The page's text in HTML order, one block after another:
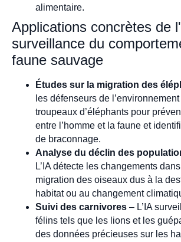
alimentaire.
Applications concrètes de
surveillance du
faune sauvage
Études sur la migration des
les défenseurs de
troupeaux d’éléphants pour
entre l’homme et la faune et
de braconnage.
Analyse du déclin des
L’IA détecte les changements
migration des oiseaux dus à la
habitat ou au changement
Suivi des carnivores – L’IA
félins tels que les lions et les
des données précieuses sur les